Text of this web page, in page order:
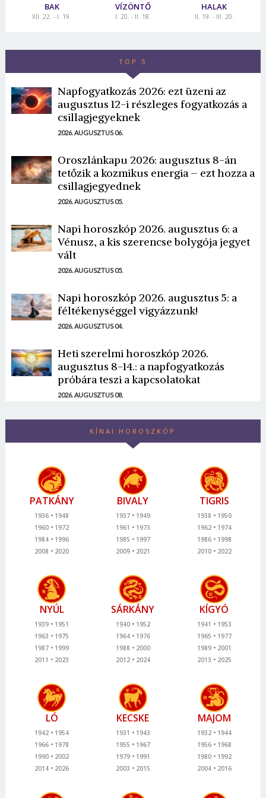
BAK
XII. 22. - I. 19.
VÍZÖNTŐ
I. 20. - II. 18.
HALAK
II. 19. - III. 20.
TOP 5
Napfogyatkozás 2026: ezt üzeni az
augusztus 12-i részleges fogyatkozás a
csillagjegyeknek
2026. AUGUSZTUS 06.
Oroszlánkapu 2026: augusztus 8-án
tetőzik a kozmikus energia – ezt hozza a
csillagjegyednek
2026. AUGUSZTUS 05.
Napi horoszkóp 2026. augusztus 6: a
Vénusz, a kis szerencse bolygója jegyet
vált
2026. AUGUSZTUS 05.
Napi horoszkóp 2026. augusztus 5: a
féltékenységgel vigyázzunk!
2026. AUGUSZTUS 04.
Heti szerelmi horoszkóp 2026.
augusztus 8-14.: a napfogyatkozás
próbára teszi a kapcsolatokat
2026. AUGUSZTUS 08.
KÍNAI HOROSZKÓP
PATKÁNY
1936
1948
1960
1972
1984
1996
2008
2020
BIVALY
1937
1949
1961
1973
1985
1997
2009
2021
TIGRIS
1938
1950
1962
1974
1986
1998
2010
2022
NYÚL
1939
1951
1963
1975
1987
1999
2011
2023
SÁRKÁNY
1940
1952
1964
1976
1988
2000
2012
2024
KÍGYÓ
1941
1953
1965
1977
1989
2001
2013
2025
LÓ
1942
1954
1966
1978
1990
2002
2014
2026
KECSKE
1931
1943
1955
1967
1979
1991
2003
2015
MAJOM
1932
1944
1956
1968
1980
1992
2004
2016